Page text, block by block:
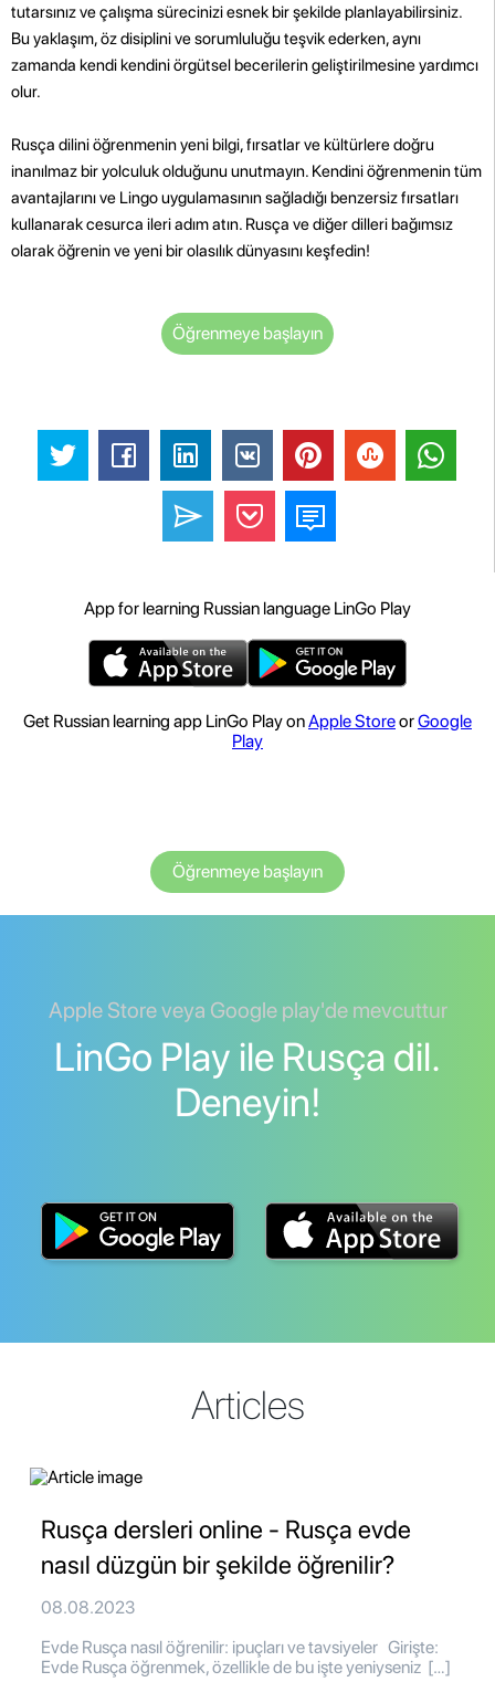
tutarsınız ve çalışma sürecinizi esnek bir şekilde planlayabilirsiniz.
Bu yaklaşım, öz disiplini ve sorumluluğu teşvik ederken, aynı
zamanda kendi kendini örgütsel becerilerin geliştirilmesine yardımcı
olur.
Rusça dilini öğrenmenin yeni bilgi, fırsatlar ve kültürlere doğru
inanılmaz bir yolculuk olduğunu unutmayın. Kendini öğrenmenin tüm
avantajlarını ve Lingo uygulamasının sağladığı benzersiz fırsatları
kullanarak cesurca ileri adım atın. Rusça ve diğer dilleri bağımsız
olarak öğrenin ve yeni bir olasılık dünyasını keşfedin!
Öğrenmeye başlayın
App for learning Russian language LinGo Play
Get Russian learning app LinGo Play onApple StoreorGoogle
Play
Öğrenmeye başlayın
Apple Store veya Google play'de mevcuttur
LinGo Play ile Rusça dil.
Deneyin!
Articles
Rusça dersleri online - Rusça evde
nasıl düzgün bir şekilde öğrenilir?
08.08.2023
Evde Rusça nasıl öğrenilir: ipuçları ve tavsiyeler Girişte:
Evde Rusça öğrenmek, özellikle de bu işte yeniyseniz […]